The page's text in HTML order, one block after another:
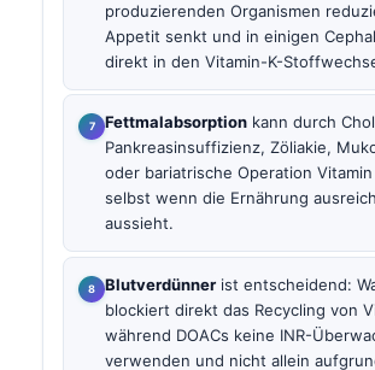
produzierenden Organismen
Appetit senkt und in einigen
direkt in den Vitamin-K-
Fettmalabsorption kann durch
Pankreasinsuffizienz, Zöliakie,
oder bariatrische Operation
selbst wenn die Ernährung
aussieht.
Blutverdünner ist entscheidend:
blockiert direkt das Recycling von
während DOACs keine INR-
verwenden und nicht allein